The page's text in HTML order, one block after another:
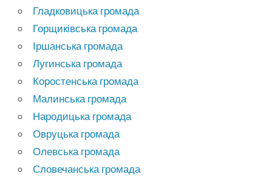
Гладковицька громада
Горщиківська громада
Іршанська громада
Лугинська громада
Коростенська громада
Малинська громада
Народицька громада
Овруцька громада
Олевська громада
Словечанська громада